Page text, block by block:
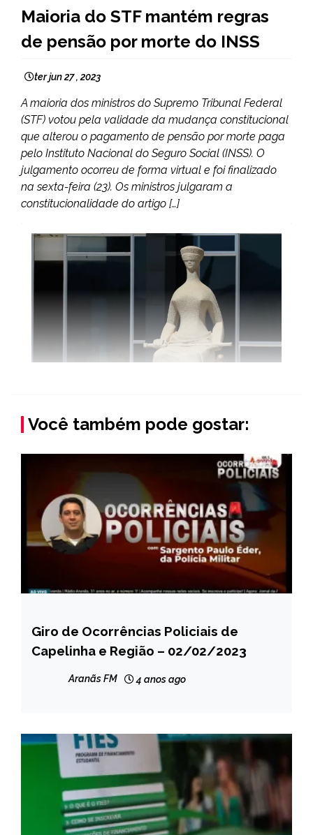
NOTÍCIAS
Maioria do STF mantém regras
de pensão por morte do INSS
ter jun 27 , 2023
A maioria dos ministros do Supremo Tribunal Federal
(STF) votou pela validade da mudança constitucional
que alterou o pagamento de pensão por morte paga
pelo Instituto Nacional do Seguro Social (INSS). O
julgamento ocorreu de forma virtual e foi finalizado
na sexta-feira (23). Os ministros julgaram a
constitucionalidade do artigo […]
Você também pode gostar:
CAPELINHA
NOTÍCIAS
Giro de Ocorrências Policiais de
Capelinha e Região – 02/02/2023
Aranãs FM 4 anos ago